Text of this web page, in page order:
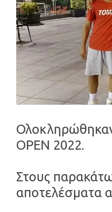
OPEN 2022.
Στους
αποτελέσματα